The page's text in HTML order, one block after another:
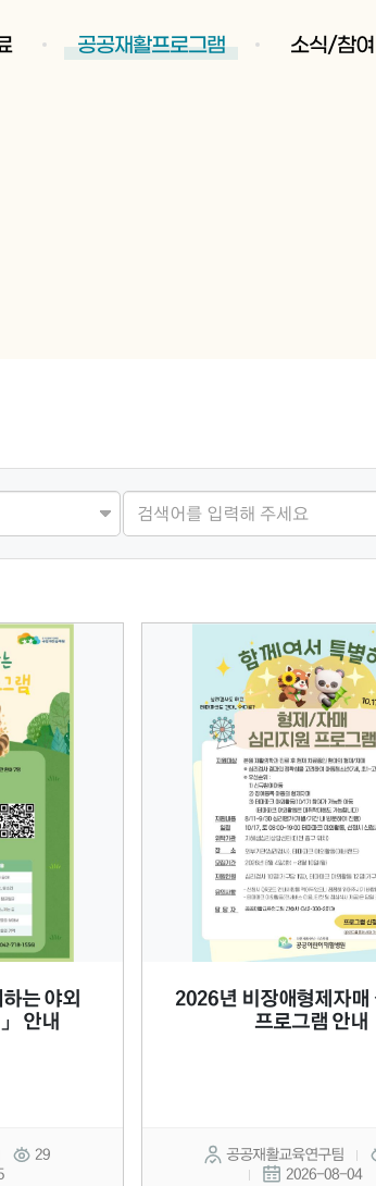
공공재활프로그램 소식/참여
는 야외
안내
29
2026년 비장애형제자매
프로그램 안내
공공재활교육연구팀
2026-08-04